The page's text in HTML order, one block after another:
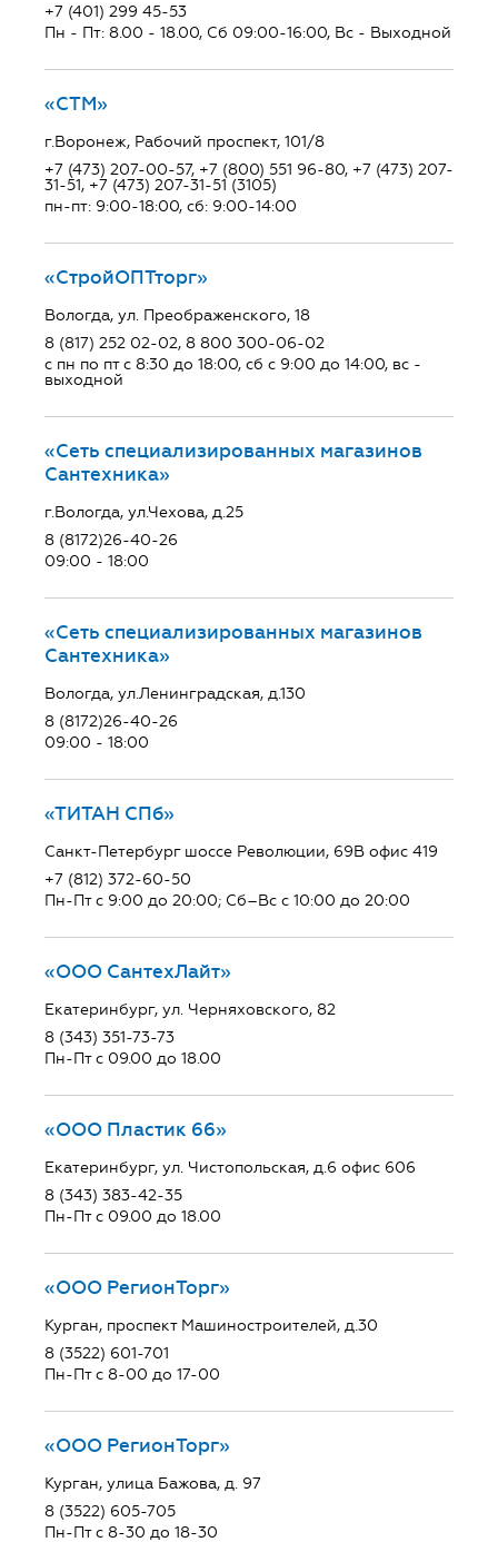
+7 (401) 299 45-53
Пн - Пт: 8.00 - 18.00, Сб 09:00-16:00, Вс - Выходной
«СТМ»
г.Воронеж, Рабочий проспект, 101/8
+7 (473) 207-00-57, +7 (800) 551 96-80, +7 (473) 207-
31-51, +7 (473) 207-31-51 (3105)
пн-пт: 9:00-18:00, сб: 9:00-14:00
«СтройОПТторг»
Вологда, ул. Преображенского, 18
8 (817) 252 02-02, 8 800 300-06-02
с пн по пт с 8:30 до 18:00, сб с 9:00 до 14:00, вс -
выходной
«Сеть специализированных магазинов
Сантехника»
г.Вологда, ул.Чехова, д.25
8 (8172)26-40-26
09:00 - 18:00
«Сеть специализированных магазинов
Сантехника»
Вологда, ул.Ленинградская, д.130
8 (8172)26-40-26
09:00 - 18:00
«ТИТАН СПб»
Санкт-Петербург шоссе Революции, 69В офис 419
+7 (812) 372-60-50
Пн-Пт с 9:00 до 20:00; Сб–Вс с 10:00 до 20:00
«ООО СантехЛайт»
Екатеринбург, ул. Черняховского, 82
8 (343) 351-73-73
Пн-Пт с 09.00 до 18.00
«ООО Пластик 66»
Екатеринбург, ул. Чистопольская, д.6 офис 606
8 (343) 383-42-35
Пн-Пт с 09.00 до 18.00
«ООО РегионТорг»
Курган, проспект Машиностроителей, д.30
8 (3522) 601-701
Пн-Пт с 8-00 до 17-00
«ООО РегионТорг»
Курган, улица Бажова, д. 97
8 (3522) 605-705
Пн-Пт с 8-30 до 18-30